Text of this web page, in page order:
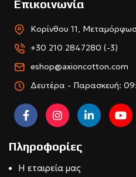
Επικοινωνία
Κορίνθου 11,
+30 210 2847280 (-3)
eshop@axioncotton.com
Δευτέρα - Παρασκευή:
Πληροφορίες
Η εταιρεία μας